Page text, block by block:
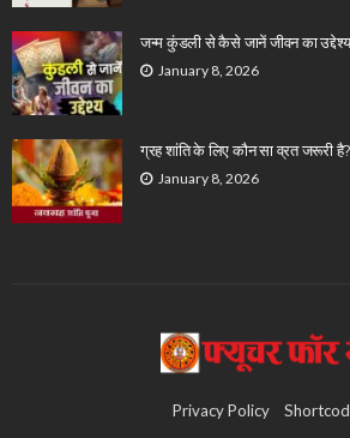
जन्म कुंडली से कैसे जानें जीवन का
January 8, 2026
ग्रह शांति के लिए कौन सा व्रत जरूरी है?
January 8, 2026
Privacy Policy